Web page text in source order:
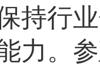
持行
力。